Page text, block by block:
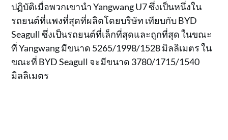
ปฏิบัติเมื่อพวกเขานำ Yangwang U7 ซึ่งเป็นหนึ่งใน
รถยนต์ที่แพงที่สุดที่ผลิตโดยบริษัท เทียบกับ BYD
Seagull ซึ่งเป็นรถยนต์ที่เล็กที่สุดและถูกที่สุด ในขณะ
ที่ Yangwang มีขนาด 5265/1998/1528 มิลลิเมตร ใน
ขณะที่ BYD Seagull จะมีขนาด 3780/1715/1540
มิลลิเมตร